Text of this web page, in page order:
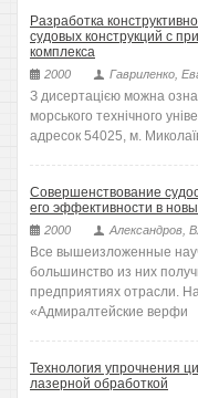
Разработка
судовых конструкций с
комплекса
2000 Гавриленко,
З дисертацією можна
морського технічного
адресок 54025, м.
Совершенствование
его эффективности в
2000 Александров,
Все вышеизложенные
большинство из них
предприятиях отрасли.
«Адмиралтейские верфи
Технология упрочнения
лазерной обработкой